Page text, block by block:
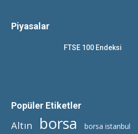
Piyasalar
FTSE 100 Endeksi
Popüler Etiketler
Altın borsa borsa istanbul